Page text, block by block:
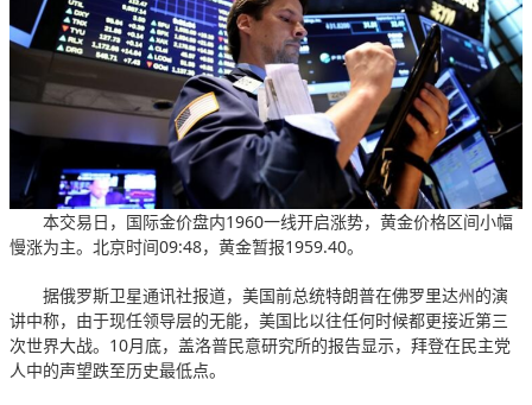
本交易日，国际金价盘内1960一线开启涨势，黄金价格区间小幅
慢涨为主。北京时间09:48，黄金暂报1959.40。
据俄罗斯卫星通讯社报道，美国前总统特朗普在佛罗里达州的演
讲中称，由于现任领导层的无能，美国比以往任何时候都更接近第三
次世界大战。10月底，盖洛普民意研究所的报告显示，拜登在民主党
人中的声望跌至历史最低点。